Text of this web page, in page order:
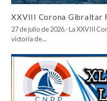
XXVIII Corona Gibraltar
27 de julio de 2026.- La XXVIII
victoria de…